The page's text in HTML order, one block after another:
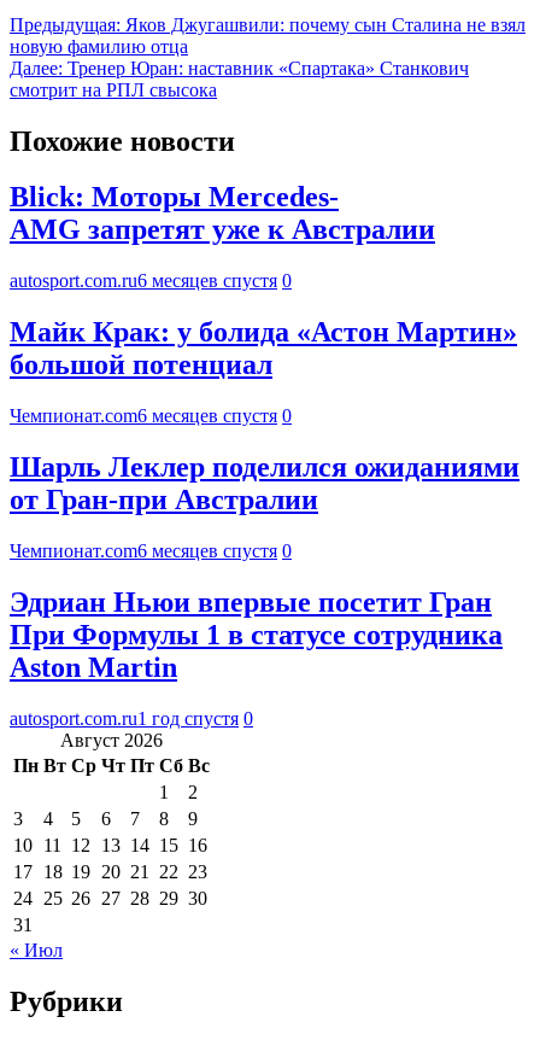
Предыдущая: Яков Джугашвили: почему сын Сталина не взял
новую фамилию отца
Далее: Тренер Юран: наставник «Спартака» Станкович
смотрит на РПЛ свысока
Похожие новости
Blick: Моторы Mercedes-
AMG запретят уже к Австралии
autosport.com.ru6 месяцев спустя 0
Майк Крак: у болида «Астон Мартин»
большой потенциал
Чемпионат.com6 месяцев спустя 0
Шарль Леклер поделился ожиданиями
от Гран-при Австралии
Чемпионат.com6 месяцев спустя 0
Эдриан Ньюи впервые посетит Гран
При Формулы 1 в статусе сотрудника
Aston Martin
autosport.com.ru1 год спустя 0
Август 2026
Пн Вт Ср Чт Пт Сб Вс
1
2
3
4 5 6 7 8
9
10 11 12 13 14 15 16
17 18 19 20 21 22 23
24 25 26 27 28 29 30
31
« Июл
Рубрики